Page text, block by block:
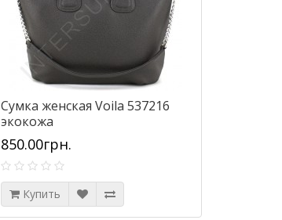
Сумка женская Voila 537216
экокожа
850.00грн.
Купить